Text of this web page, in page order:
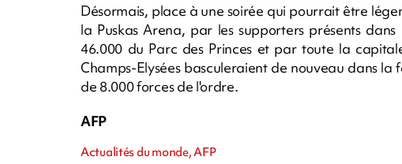
Désormais, place à une soirée qui pourrait être
la Puskas Arena, par les supporters présents
46.000 du Parc des Princes et par toute la
Champs-Elysées basculeraient de nouveau dans la
de 8.000 forces de l'ordre.
AFP
Actualités du monde, AFP